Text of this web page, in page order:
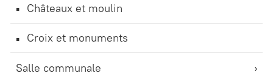
Châteaux et moulin
Croix et monuments
Salle communale